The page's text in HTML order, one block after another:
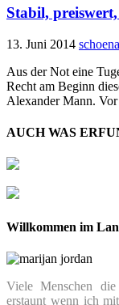
Stabil,
13. Juni 2014
Aus der Not eine
Recht am Beginn
Alexander Mann. Vor
AUCH WAS
Willkommen im
Viele Menschen
erstaunt wenn ich